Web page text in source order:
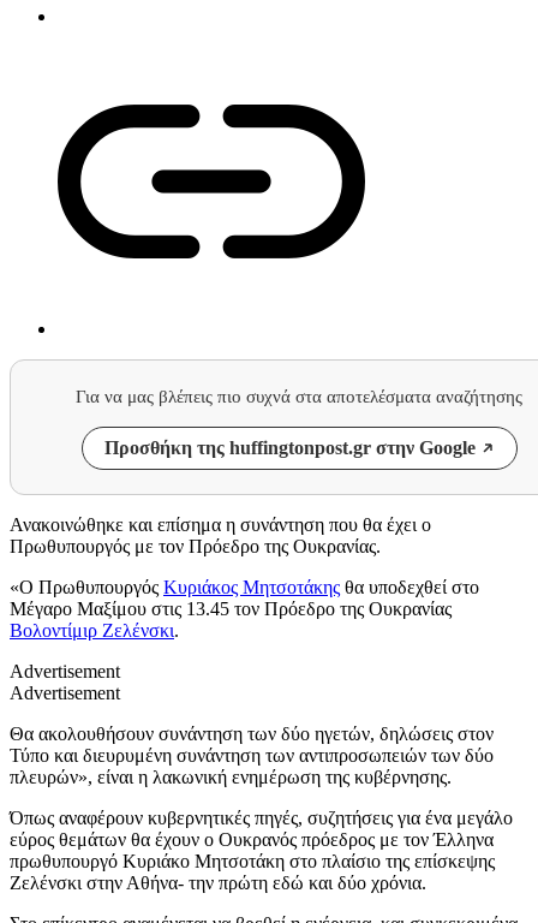
Για να μας βλέπεις πιο συχνά στα αποτελέσματα αναζήτησης
Προσθήκη της huffingtonpost.gr στην Google
Ανακοινώθηκε και επίσημα η συνάντηση που θα έχει ο
Πρωθυπουργός με τον Πρόεδρο της Ουκρανίας.
«O Πρωθυπουργός Κυριάκος Μητσοτάκης θα υποδεχθεί στο
Μέγαρο Μαξίμου στις 13.45 τον Πρόεδρο της Ουκρανίας
Βολοντίμιρ Ζελένσκι.
Advertisement
Advertisement
Θα ακολουθήσουν συνάντηση των δύο ηγετών, δηλώσεις στον
Τύπο και διευρυμένη συνάντηση των αντιπροσωπειών των δύο
πλευρών», είναι η λακωνική ενημέρωση της κυβέρνησης.
Όπως αναφέρουν κυβερνητικές πηγές, συζητήσεις για ένα μεγάλο
εύρος θεμάτων θα έχουν ο Ουκρανός πρόεδρος με τον Έλληνα
πρωθυπουργό Κυριάκο Μητσοτάκη στο πλαίσιο της επίσκεψης
Ζελένσκι στην Αθήνα- την πρώτη εδώ και δύο χρόνια.